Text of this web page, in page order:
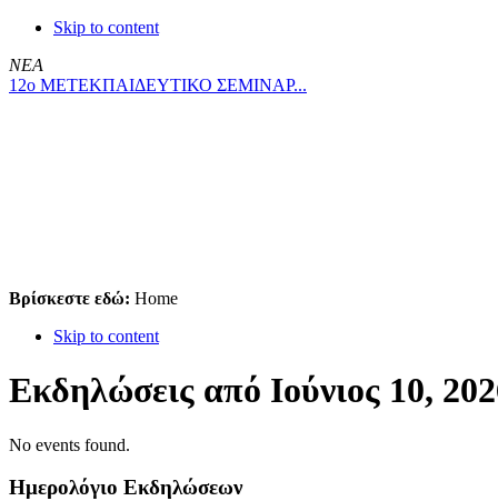
Skip to content
ΝΕΑ
12ο ΜΕΤΕΚΠΑΙΔΕΥΤΙΚΟ ΣΕΜΙΝΑΡ...
Βρίσκεστε εδώ: Home
Skip to content
Εκδηλώσεις από Ιούνιος 10,
No events found.
Ημερολόγιο Εκδηλώσεων